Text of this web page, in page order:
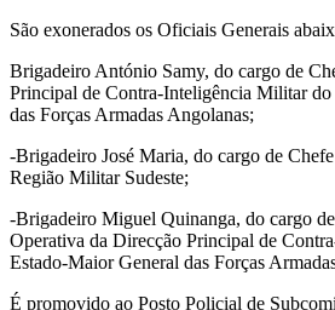
São exonerados os Oficiais Generais
Brigadeiro António Samy, do cargo de
Principal de Contra-Inteligência Militar
das Forças Armadas Angolanas;
-Brigadeiro José Maria, do cargo de
Região Militar Sudeste;
-Brigadeiro Miguel Quinanga, do cargo
Operativa da Direcção Principal de
Estado-Maior General das Forças
É promovido ao Posto Policial de